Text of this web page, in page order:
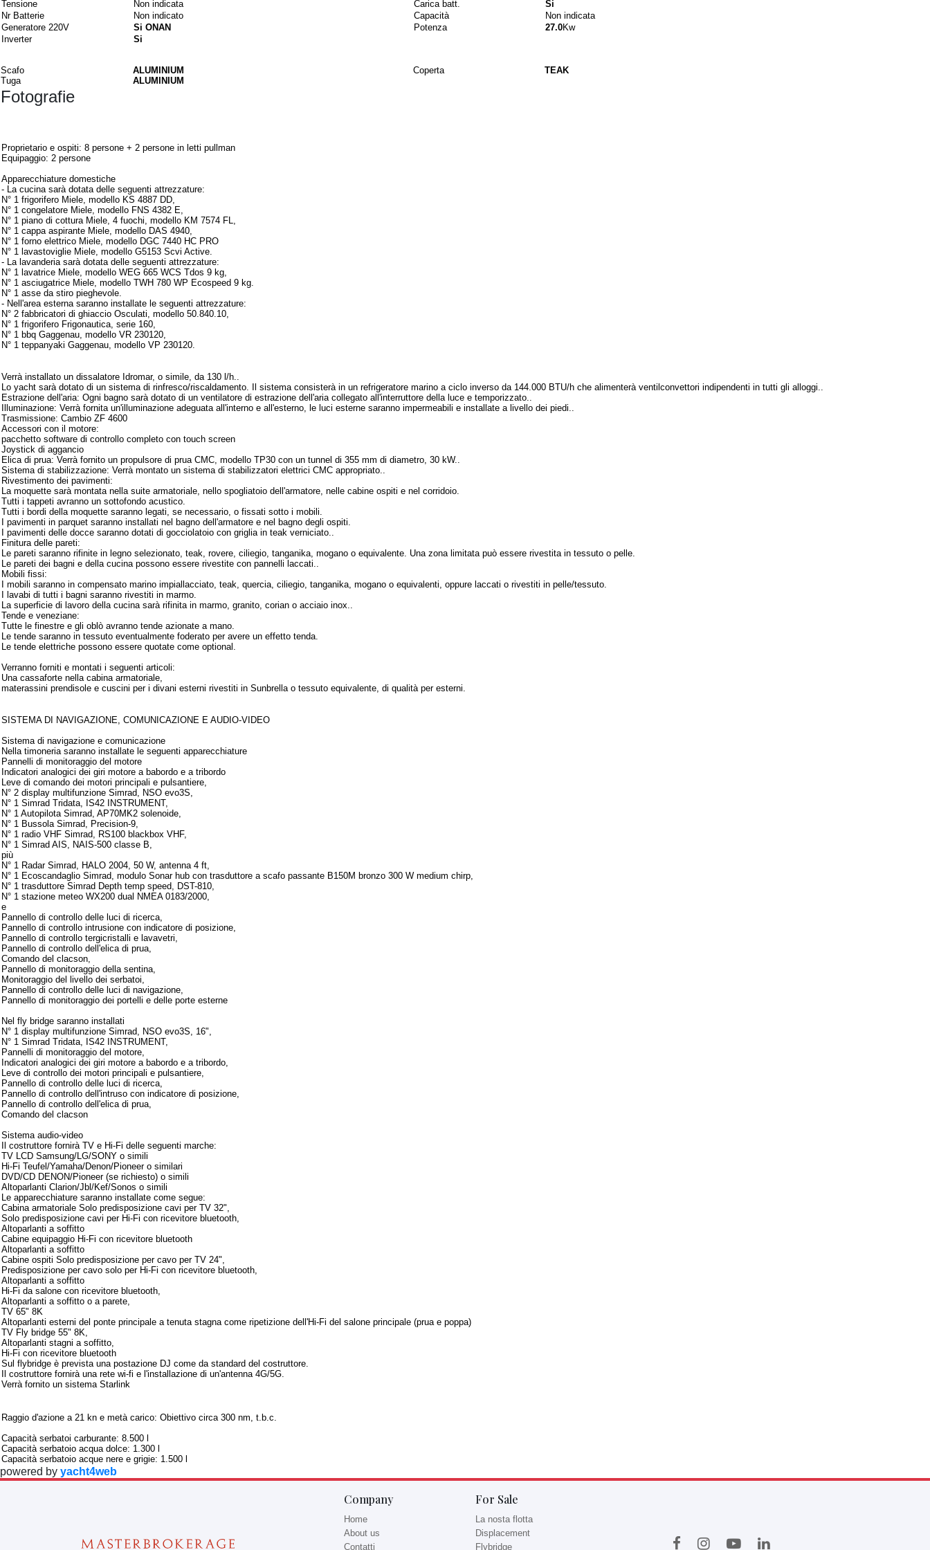
Tensione Non indicata Carica batt.
Si
Nr Batterie
Non indicato Capacità
Non indicata
Generatore 220V
Si ONAN Potenza 27.0Kw
Inverter
Si
Scafo ALUMINIUM Coperta
TEAK
Tuga
ALUMINIUM
Fotografie
Proprietario e ospiti: 8 persone + 2 persone in letti pullman
Equipaggio: 2 persone
Apparecchiature domestiche
- La cucina sarà dotata delle seguenti attrezzature:
N° 1 frigorifero Miele, modello KS 4887 DD,
N° 1 congelatore Miele, modello FNS 4382 E,
N° 1 piano di cottura Miele, 4 fuochi, modello KM 7574 FL,
N° 1 cappa aspirante Miele, modello DAS 4940,
N° 1 forno elettrico Miele, modello DGC 7440 HC PRO
N° 1 lavastoviglie Miele, modello G5153 Scvi Active.
- La lavanderia sarà dotata delle seguenti attrezzature:
N° 1 lavatrice Miele, modello WEG 665 WCS Tdos 9 kg,
N° 1 asciugatrice Miele, modello TWH 780 WP Ecospeed 9 kg.
N° 1 asse da stiro pieghevole.
- Nell'area esterna saranno installate le seguenti attrezzature:
N° 2 fabbricatori di ghiaccio Osculati, modello 50.840.10,
N° 1 frigorifero Frigonautica, serie 160,
N° 1 bbq Gaggenau, modello VR 230120,
N° 1 teppanyaki Gaggenau, modello VP 230120.
Verrà installato un dissalatore Idromar, o simile, da 130 l/h..
Lo yacht sarà dotato di un sistema di rinfresco/riscaldamento. Il sistema consisterà in un refrigeratore marino a ciclo inverso da 144.000 BTU/h che alimenterà ventilconvettori indipendenti in tutti gli alloggi..
Estrazione dell'aria: Ogni bagno sarà dotato di un ventilatore di estrazione dell'aria collegato all'interruttore della luce e temporizzato..
Illuminazione: Verrà fornita un'illuminazione adeguata all'interno e all'esterno, le luci esterne saranno impermeabili e installate a livello dei piedi..
Trasmissione: Cambio ZF 4600
Accessori con il motore:
pacchetto software di controllo completo con touch screen
Joystick di aggancio
Elica di prua: Verrà fornito un propulsore di prua CMC, modello TP30 con un tunnel di 355 mm di diametro, 30 kW..
Sistema di stabilizzazione: Verrà montato un sistema di stabilizzatori elettrici CMC appropriato..
Rivestimento dei pavimenti:
La moquette sarà montata nella suite armatoriale, nello spogliatoio dell'armatore, nelle cabine ospiti e nel corridoio.
Tutti i tappeti avranno un sottofondo acustico.
Tutti i bordi della moquette saranno legati, se necessario, o fissati sotto i mobili.
I pavimenti in parquet saranno installati nel bagno dell'armatore e nel bagno degli ospiti.
I pavimenti delle docce saranno dotati di gocciolatoio con griglia in teak verniciato..
Finitura delle pareti:
Le pareti saranno rifinite in legno selezionato, teak, rovere, ciliegio, tanganika, mogano o equivalente. Una zona limitata può essere rivestita in tessuto o pelle.
Le pareti dei bagni e della cucina possono essere rivestite con pannelli laccati..
Mobili fissi:
I mobili saranno in compensato marino impiallacciato, teak, quercia, ciliegio, tanganika, mogano o equivalenti, oppure laccati o rivestiti in pelle/tessuto.
I lavabi di tutti i bagni saranno rivestiti in marmo.
La superficie di lavoro della cucina sarà rifinita in marmo, granito, corian o acciaio inox..
Tende e veneziane:
Tutte le finestre e gli oblò avranno tende azionate a mano.
Le tende saranno in tessuto eventualmente foderato per avere un effetto tenda.
Le tende elettriche possono essere quotate come optional.
Verranno forniti e montati i seguenti articoli:
Una cassaforte nella cabina armatoriale,
materassini prendisole e cuscini per i divani esterni rivestiti in Sunbrella o tessuto equivalente, di qualità per esterni.
SISTEMA DI NAVIGAZIONE, COMUNICAZIONE E AUDIO-VIDEO
Sistema di navigazione e comunicazione
Nella timoneria saranno installate le seguenti apparecchiature
Pannelli di monitoraggio del motore
Indicatori analogici dei giri motore a babordo e a tribordo
Leve di comando dei motori principali e pulsantiere,
N° 2 display multifunzione Simrad, NSO evo3S,
N° 1 Simrad Tridata, IS42 INSTRUMENT,
N° 1 Autopilota Simrad, AP70MK2 solenoide,
N° 1 Bussola Simrad, Precision-9,
N° 1 radio VHF Simrad, RS100 blackbox VHF,
N° 1 Simrad AIS, NAIS-500 classe B,
più
N° 1 Radar Simrad, HALO 2004, 50 W, antenna 4 ft,
N° 1 Ecoscandaglio Simrad, modulo Sonar hub con trasduttore a scafo passante B150M bronzo 300 W medium chirp,
N° 1 trasduttore Simrad Depth temp speed, DST-810,
N° 1 stazione meteo WX200 dual NMEA 0183/2000,
e
Pannello di controllo delle luci di ricerca,
Pannello di controllo intrusione con indicatore di posizione,
Pannello di controllo tergicristalli e lavavetri,
Pannello di controllo dell'elica di prua,
Comando del clacson,
Pannello di monitoraggio della sentina,
Monitoraggio del livello dei serbatoi,
Pannello di controllo delle luci di navigazione,
Pannello di monitoraggio dei portelli e delle porte esterne
Nel fly bridge saranno installati
N° 1 display multifunzione Simrad, NSO evo3S, 16",
N° 1 Simrad Tridata, IS42 INSTRUMENT,
Pannelli di monitoraggio del motore,
Indicatori analogici dei giri motore a babordo e a tribordo,
Leve di controllo dei motori principali e pulsantiere,
Pannello di controllo delle luci di ricerca,
Pannello di controllo dell'intruso con indicatore di posizione,
Pannello di controllo dell'elica di prua,
Comando del clacson
Sistema audio-video
Il costruttore fornirà TV e Hi-Fi delle seguenti marche:
TV LCD Samsung/LG/SONY o simili
Hi-Fi Teufel/Yamaha/Denon/Pioneer o similari
DVD/CD DENON/Pioneer (se richiesto) o simili
Altoparlanti Clarion/Jbl/Kef/Sonos o simili
Le apparecchiature saranno installate come segue:
Cabina armatoriale Solo predisposizione cavi per TV 32",
Solo predisposizione cavi per Hi-Fi con ricevitore bluetooth,
Altoparlanti a soffitto
Cabine equipaggio Hi-Fi con ricevitore bluetooth
Altoparlanti a soffitto
Cabine ospiti Solo predisposizione per cavo per TV 24",
Predisposizione per cavo solo per Hi-Fi con ricevitore bluetooth,
Altoparlanti a soffitto
Hi-Fi da salone con ricevitore bluetooth,
Altoparlanti a soffitto o a parete,
TV 65" 8K
Altoparlanti esterni del ponte principale a tenuta stagna come ripetizione dell'Hi-Fi del salone principale (prua e poppa)
TV Fly bridge 55" 8K,
Altoparlanti stagni a soffitto,
Hi-Fi con ricevitore bluetooth
Sul flybridge è prevista una postazione DJ come da standard del costruttore.
Il costruttore fornirà una rete wi-fi e l'installazione di un'antenna 4G/5G.
Verrà fornito un sistema Starlink
Raggio d'azione a 21 kn e metà carico: Obiettivo circa 300 nm, t.b.c.
Capacità serbatoi carburante: 8.500 l
Capacità serbatoio acqua dolce: 1.300 l
Capacità serbatoio acque nere e grigie: 1.500 l
powered by yacht4web
Company
Home
About us
Contatti
For Sale
La nosta flotta
Displacement
Flybridge